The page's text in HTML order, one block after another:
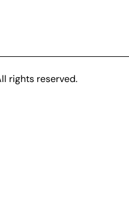
rights reserved.